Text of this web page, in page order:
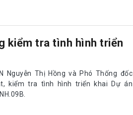
kiểm tra tình hình triển
Nguyễn Thị Hồng và Phó Thống đốc
kiểm tra tình hình triển khai Dự án